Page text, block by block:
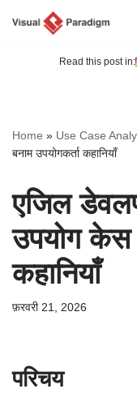
Read this post in:
Home » Use Case
बनाम उपयोगकर्ता कहानियाँ
एजिल
उपयोग केस
कहानियाँ
फ़रवरी 21, 2026
परिचय